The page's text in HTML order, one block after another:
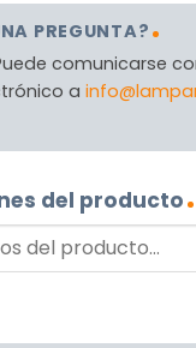
PREGUNTA?
comunicarse
a
del producto